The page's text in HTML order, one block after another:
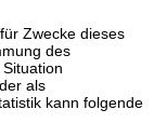
Zwecke dieses
des
als
kann folgende